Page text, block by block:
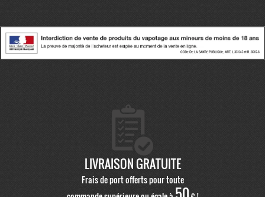
LIVRAISON GRATUITE
Frais de port offerts pour toute